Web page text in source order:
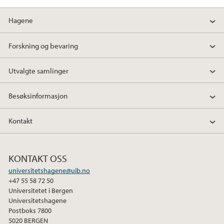
Hagene
Forskning og bevaring
Utvalgte samlinger
Besøksinformasjon
Kontakt
KONTAKT OSS
universitetshagene@uib.no
+47 55 58 72 50
Universitetet i Bergen
Universitetshagene
Postboks 7800
5020 BERGEN